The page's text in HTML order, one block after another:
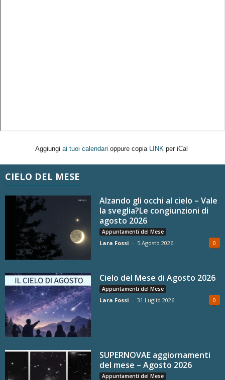
Aggiungi ai tuoi calendari oppure copia LINK per iCal
CIELO DEL MESE
Alzando gli occhi al cielo – Vale
la sveglia?Le congiunzioni di
agosto 2026
Appuntamenti del Mese
Lara Fossi - 5 Agosto 2026 0
Cielo del Mese di Agosto 2026
Appuntamenti del Mese
Lara Fossi - 31 Luglio 2026 0
SUPERNOVAE aggiornamenti
del mese – Agosto 2026
Appuntamenti del Mese